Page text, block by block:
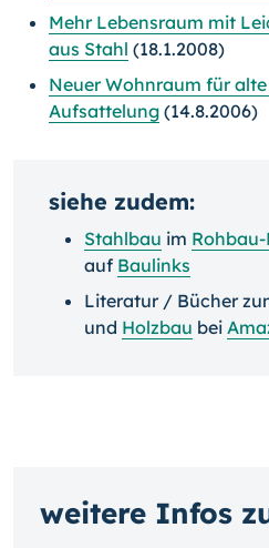
Mehr Lebensraum mit
aus Stahl (18.1.2008)
Neuer Wohnraum für
Aufsattelung (14.8.2006)
siehe zudem:
Stahlbau im
auf Baulinks
Literatur / Bücher
und Holzbau bei
weitere Infos